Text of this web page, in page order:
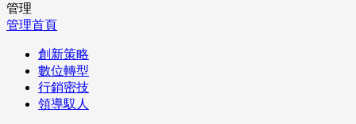
管理
管理首頁
創新策略
數位轉型
行銷密技
領導馭人